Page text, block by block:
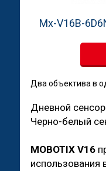
Mx-V16B-
Два объектива в
Дневной
Черно-белый
MOBOTIX V16
использования